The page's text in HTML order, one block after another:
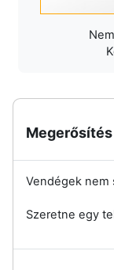
Megerősítés
Vendégek nem
Szeretne egy